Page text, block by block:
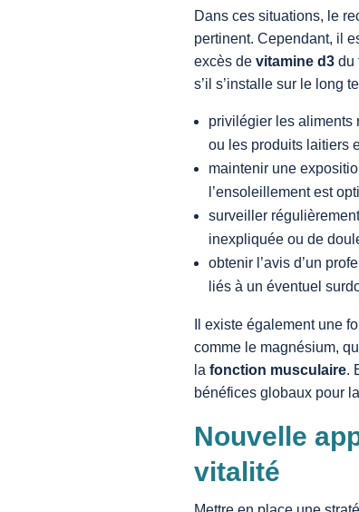
Dans ces situations, le
pertinent. Cependant, il
excès devitamine d3 du
s’il s’installe sur le long
privilégier les aliments
ou les produits laitiers
maintenir une
l’ensoleillement est
surveiller
inexpliquée ou de
obtenir l’avis d’un
liés à un éventuel
Il existe également une
comme le magnésium,
lafonction musculaire.
bénéfices globaux pour
Nouvelle
vitalité